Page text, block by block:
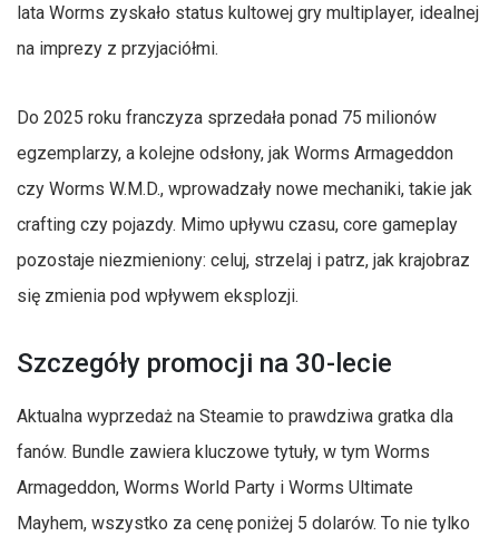
lata Worms zyskało status kultowej gry multiplayer, idealnej
na imprezy z przyjaciółmi.
Do 2025 roku franczyza sprzedała ponad 75 milionów
egzemplarzy, a kolejne odsłony, jak Worms Armageddon
czy Worms W.M.D., wprowadzały nowe mechaniki, takie jak
crafting czy pojazdy. Mimo upływu czasu, core gameplay
pozostaje niezmieniony: celuj, strzelaj i patrz, jak krajobraz
się zmienia pod wpływem eksplozji.
Szczegóły promocji na 30-lecie
Aktualna wyprzedaż na Steamie to prawdziwa gratka dla
fanów. Bundle zawiera kluczowe tytuły, w tym Worms
Armageddon, Worms World Party i Worms Ultimate
Mayhem, wszystko za cenę poniżej 5 dolarów. To nie tylko